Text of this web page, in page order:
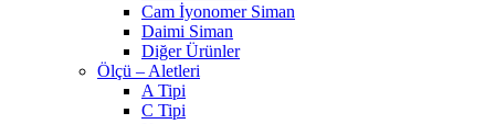
Cam İyonomer Siman
Daimi Siman
Diğer Ürünler
Ölçü – Aletleri
A Tipi
C Tipi